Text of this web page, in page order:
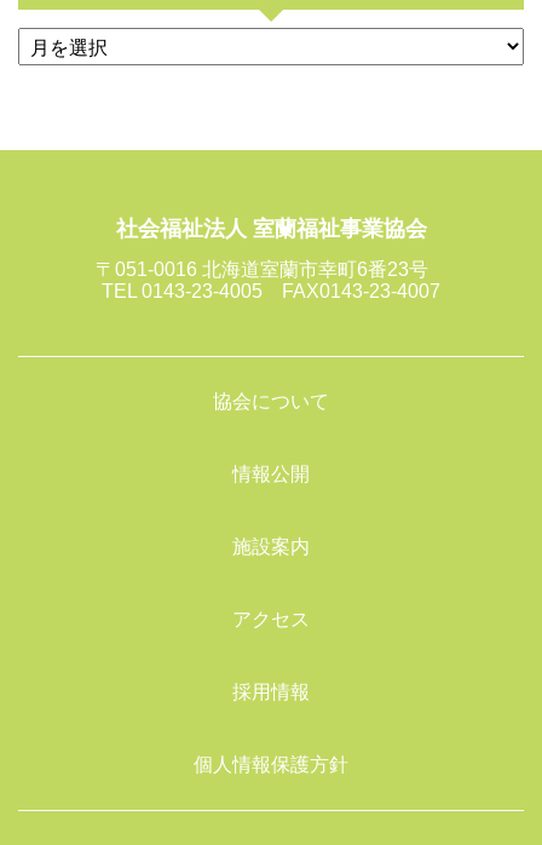
社会福祉法人 室蘭福祉事業協会
〒051-0016 北海道室蘭市幸町6番23号
TEL 0143-23-4005 FAX0143-23-4007
協会について
情報公開
施設案内
アクセス
採用情報
個人情報保護方針